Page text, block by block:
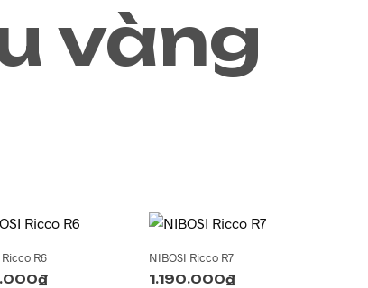
vàng
R6
₫
NIBOSI Ricco R7
1.190.000₫